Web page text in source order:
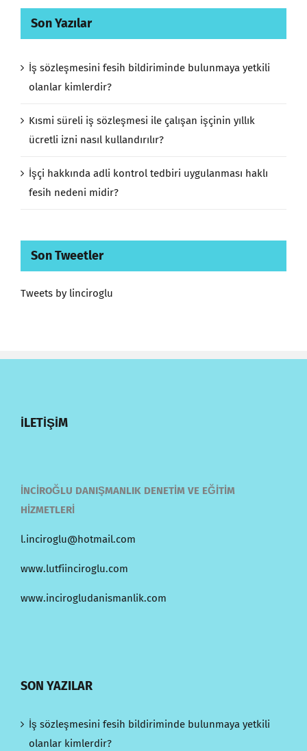
Son Yazılar
İş sözleşmesini fesih bildiriminde bulunmaya yetkili
olanlar kimlerdir?
Kısmi süreli iş sözleşmesi ile çalışan işçinin yıllık
ücretli izni nasıl kullandırılır?
İşçi hakkında adli kontrol tedbiri uygulanması haklı
fesih nedeni midir?
Son Tweetler
Tweets by linciroglu
İLETİŞİM
İNCİROĞLU DANIŞMANLIK DENETİM VE EĞİTİM
HİZMETLERİ
l.inciroglu@hotmail.com
www.lutfiinciroglu.com
www.incirogludanismanlik.com
SON YAZILAR
İş sözleşmesini fesih bildiriminde bulunmaya yetkili
olanlar kimlerdir?